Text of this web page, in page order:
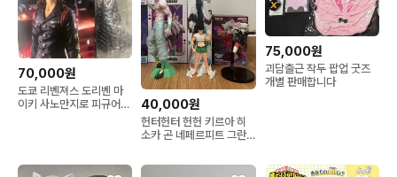
70,000원
도쿄 리벤져스 도리벤 마
이키 사노만지로 피규어
40,000원
헌터헌터 헌헌 키르아 히
소카 곤 네페르피트 그란
75,000원
괴담출근 작두 팝업 굿즈
개별 판매합니다